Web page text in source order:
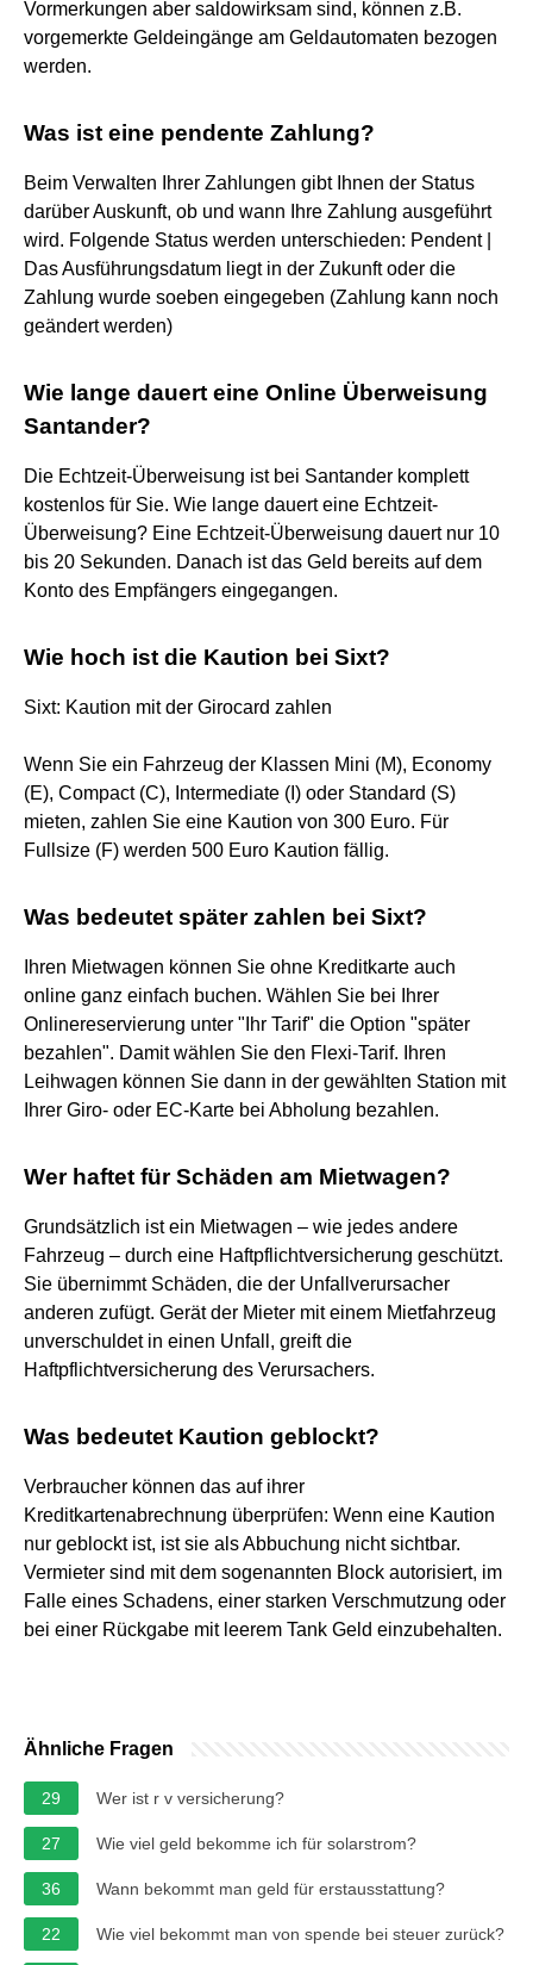
Vormerkungen aber saldowirksam sind, können z.B.
vorgemerkte Geldeingänge am Geldautomaten bezogen
werden.
Was ist eine pendente Zahlung?
Beim Verwalten Ihrer Zahlungen gibt Ihnen der Status
darüber Auskunft, ob und wann Ihre Zahlung ausgeführt
wird. Folgende Status werden unterschieden: Pendent |
Das Ausführungsdatum liegt in der Zukunft oder die
Zahlung wurde soeben eingegeben (Zahlung kann noch
geändert werden)
Wie lange dauert eine Online Überweisung
Santander?
Die Echtzeit-Überweisung ist bei Santander komplett
kostenlos für Sie. Wie lange dauert eine Echtzeit-
Überweisung? Eine Echtzeit-Überweisung dauert nur 10
bis 20 Sekunden. Danach ist das Geld bereits auf dem
Konto des Empfängers eingegangen.
Wie hoch ist die Kaution bei Sixt?
Sixt: Kaution mit der Girocard zahlen
Wenn Sie ein Fahrzeug der Klassen Mini (M), Economy
(E), Compact (C), Intermediate (I) oder Standard (S)
mieten, zahlen Sie eine Kaution von 300 Euro. Für
Fullsize (F) werden 500 Euro Kaution fällig.
Was bedeutet später zahlen bei Sixt?
Ihren Mietwagen können Sie ohne Kreditkarte auch
online ganz einfach buchen. Wählen Sie bei Ihrer
Onlinereservierung unter "Ihr Tarif" die Option "später
bezahlen". Damit wählen Sie den Flexi-Tarif. Ihren
Leihwagen können Sie dann in der gewählten Station mit
Ihrer Giro- oder EC-Karte bei Abholung bezahlen.
Wer haftet für Schäden am Mietwagen?
Grundsätzlich ist ein Mietwagen – wie jedes andere
Fahrzeug – durch eine Haftpflichtversicherung geschützt.
Sie übernimmt Schäden, die der Unfallverursacher
anderen zufügt. Gerät der Mieter mit einem Mietfahrzeug
unverschuldet in einen Unfall, greift die
Haftpflichtversicherung des Verursachers.
Was bedeutet Kaution geblockt?
Verbraucher können das auf ihrer
Kreditkartenabrechnung überprüfen: Wenn eine Kaution
nur geblockt ist, ist sie als Abbuchung nicht sichtbar.
Vermieter sind mit dem sogenannten Block autorisiert, im
Falle eines Schadens, einer starken Verschmutzung oder
bei einer Rückgabe mit leerem Tank Geld einzubehalten.
Ähnliche Fragen
29 Wer ist r v versicherung?
27 Wie viel geld bekomme ich für solarstrom?
36 Wann bekommt man geld für erstausstattung?
22 Wie viel bekommt man von spende bei steuer zurück?